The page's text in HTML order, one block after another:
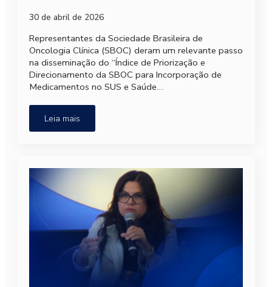
30 de abril de 2026
Representantes da Sociedade Brasileira de
Oncologia Clínica (SBOC) deram um relevante passo
na disseminação do “Índice de Priorização e
Direcionamento da SBOC para Incorporação de
Medicamentos no SUS e Saúde…
Leia mais